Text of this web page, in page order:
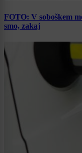
FOTO: V soboškem
smo, zakaj